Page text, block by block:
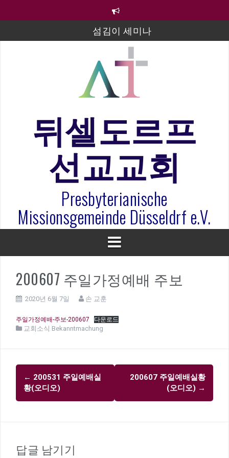
섬김이 세미나
김태희 자매 졸업연주
2023년 어린이 주일 유초등부 발표
라합3 나라 봉헌송
은퇴사-우선화 권사
20260322 주안에 가만히 머물기(요한복음 15:1-17) 손
훈목사
뒤셀도르프
선교교회
Presbyterianische
Missionsgemeinde Düsseldrf e.V.
200607 주일가정예배 주보
2020년 6월 7일 손 교훈
주일가정예배-주보-200607 다운로드
교회소식 Bekanntmachung
글
내
비
션
← 200531 주일예배실
황(오디오)
200607 주일예배실황
(오디오) →
답글 남기기